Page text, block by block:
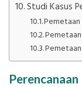
Studi Kasus
Pemetaan